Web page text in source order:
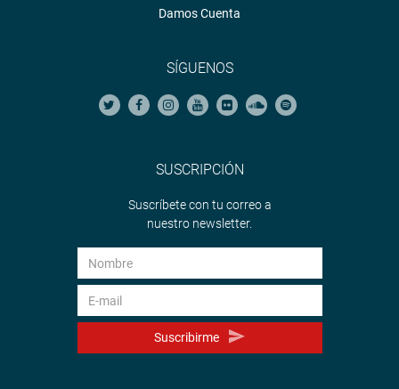
Damos Cuenta
SÍGUENOS
SUSCRIPCIÓN
Suscríbete con tu correo a
nuestro newsletter.
Suscribirme